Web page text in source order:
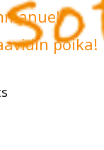
poika!